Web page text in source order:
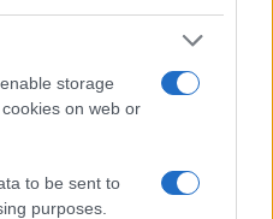
storage
on web or
to be sent to
purposes.